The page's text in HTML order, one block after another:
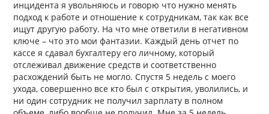
инцидента я увольняюсь и говорю что нужно менять
подход к работе и отношение к сотрудникам, так как все
ищут другую работу. На что мне ответили в негативном
ключе – что это мои фантазии. Каждый день отчет по
кассе я сдавал бухгалтеру его личному, который
отслеживал движение средств и соответственно
расхождений быть не могло. Спустя 5 недель с моего
ухода, совершенно все кто был с открытия, уволились, и
ни один сотрудник не получил зарплату в полном